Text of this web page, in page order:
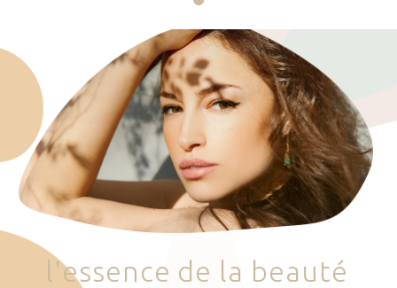
Soins
Je veux faire un bon cadeau
Plan d’accès
Prendre RDV
'essence de la beauté